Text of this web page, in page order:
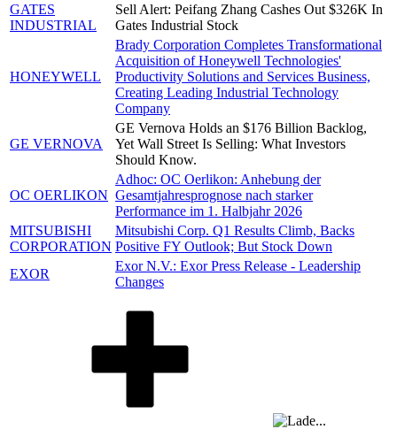
GATES
INDUSTRIAL
Sell Alert: Peifang Zhang Cashes Out $326K In
Gates Industrial Stock
HONEYWELL
Brady Corporation Completes Transformational
Acquisition of Honeywell Technologies'
Productivity Solutions and Services Business,
Creating Leading Industrial Technology
Company
GE VERNOVA
GE Vernova Holds an $176 Billion Backlog,
Yet Wall Street Is Selling: What Investors
Should Know.
OC OERLIKON
Adhoc: OC Oerlikon: Anhebung der
Gesamtjahresprognose nach starker
Performance im 1. Halbjahr 2026
MITSUBISHI
CORPORATION
Mitsubishi Corp. Q1 Results Climb, Backs
Positive FY Outlook; But Stock Down
EXOR
Exor N.V.: Exor Press Release - Leadership
Changes